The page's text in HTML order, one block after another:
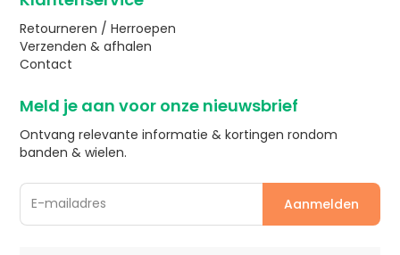
Retourneren / Herroepen
Verzenden & afhalen
Contact
Meld je aan voor onze nieuwsbrief
Ontvang relevante informatie & kortingen rondom
banden & wielen.